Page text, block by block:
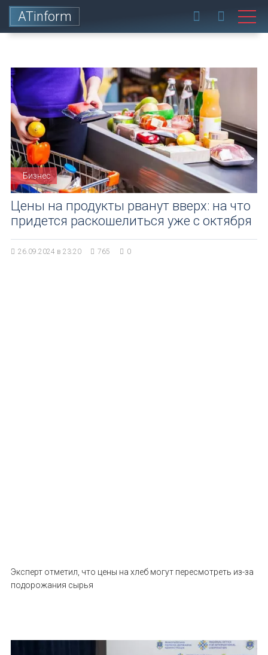
ATinform
Бизнес
Цены на продукты рванут вверх: на что
придется раскошелиться уже с октября
26.09.2024 в 23:20 765 0
Эксперт отметил, что цены на хлеб могут пересмотреть из-за
подорожания сырья